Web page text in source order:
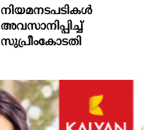
നിയമനടപടികൾ
അവസാനിപ്പിച്ച്
സുപ്രീംകോടതി